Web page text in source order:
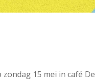
15 mei in café De